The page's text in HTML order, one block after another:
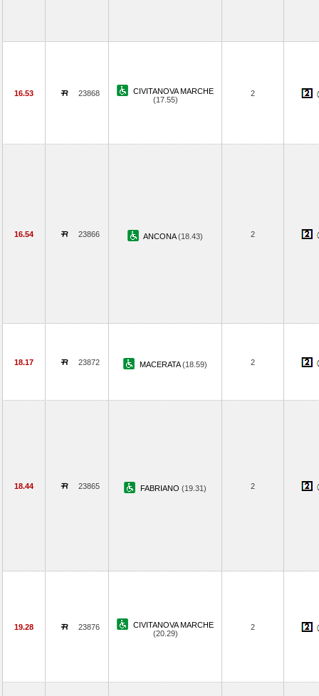
16.53 23868
CIVITANOVA MARCHE
(17.55)
2
16.54 23866 ANCONA(18.43) 2
18.17 23872 MACERATA(18.59) 2
18.44 23865 FABRIANO (19.31) 2
19.28 23876
CIVITANOVA MARCHE
(20.29)
2